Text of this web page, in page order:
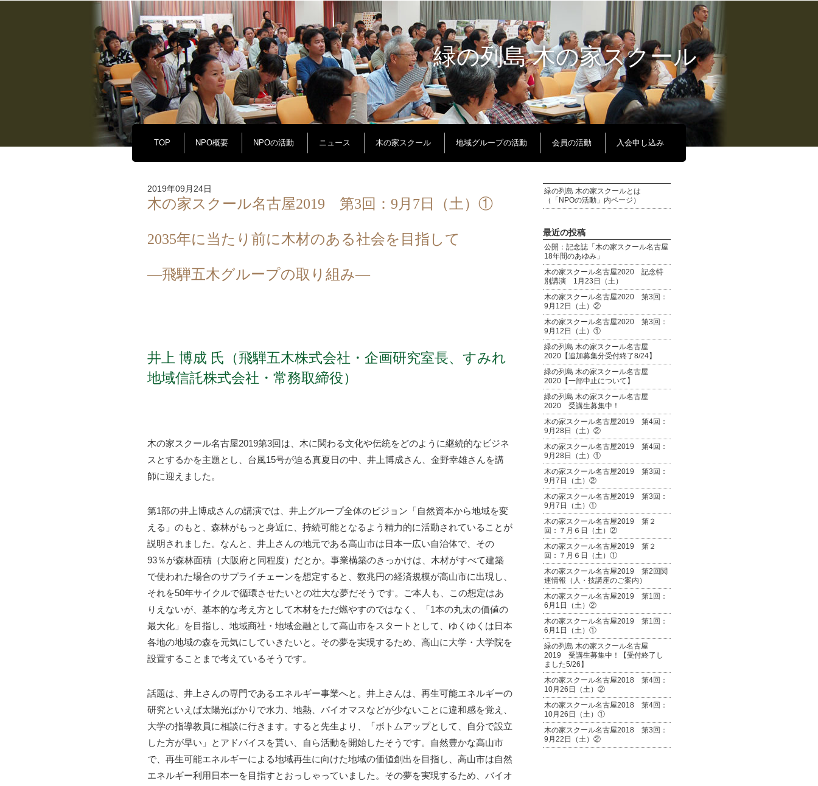
緑の列島 木の家スクール
TOP NPO概要 NPOの活動 ニュース 木の家スクール 地域グループの活動 会員の活動 入会申し込み
2019年09月24日
木の家スクール名古屋2019 第3回：9月7日（土）①
2035年に当たり前に木材のある社会を目指して
―飛騨五木グループの取り組み―
井上 博成 氏（飛騨五木株式会社・企画研究室長、すみれ
地域信託株式会社・常務取締役）
木の家スクール名古屋2019第3回は、木に関わる文化や伝統をどのように継続的なビジネ
スとするかを主題とし、台風15号が迫る真夏日の中、井上博成さん、金野幸雄さんを講
師に迎えました。
第1部の井上博成さんの講演では、井上グループ全体のビジョン「自然資本から地域を変
える」のもと、森林がもっと身近に、持続可能となるよう精力的に活動されていることが
説明されました。なんと、井上さんの地元である高山市は日本一広い自治体で、その
93％が森林面積（大阪府と同程度）だとか。事業構築のきっかけは、木材がすべて建築
で使われた場合のサプライチェーンを想定すると、数兆円の経済規模が高山市に出現し、
それを50年サイクルで循環させたいとの壮大な夢だそうです。ご本人も、この想定はあ
りえないが、基本的な考え方として木材をただ燃やすのではなく、「1本の丸太の価値の
最大化」を目指し、地域商社・地域金融として高山市をスタートとして、ゆくゆくは日本
各地の地域の森を元気にしていきたいと。その夢を実現するため、高山に大学・大学院を
設置することまで考えているそうです。
話題は、井上さんの専門であるエネルギー事業へと。井上さんは、再生可能エネルギーの
研究といえば太陽光ばかりで水力、地熱、バイオマスなどが少ないことに違和感を覚え、
大学の指導教員に相談に行きます。すると先生より、「ボトムアップとして、自分で設立
した方が早い」とアドバイスを貰い、自ら活動を開始したそうです。自然豊かな高山市
で、再生可能エネルギーによる地域再生に向けた地域の価値創出を目指し、高山市は自然
エネルギー利用日本一を目指すとおっしゃっていました。その夢を実現するため、バイオ
緑の列島 木の家スクールとは
（「NPOの活動」内ページ）
最近の投稿
公開：記念誌「木の家スクール名古屋
18年間のあゆみ」
木の家スクール名古屋2020 記念特
別講演 1月23日（土）
木の家スクール名古屋2020 第3回：
9月12日（土）②
木の家スクール名古屋2020 第3回：
9月12日（土）①
緑の列島 木の家スクール名古屋
2020【追加募集分受付終了8/24】
緑の列島 木の家スクール名古屋
2020【一部中止について】
緑の列島 木の家スクール名古屋
2020 受講生募集中！
木の家スクール名古屋2019 第4回：
9月28日（土）②
木の家スクール名古屋2019 第4回：
9月28日（土）①
木の家スクール名古屋2019 第3回：
9月7日（土）②
木の家スクール名古屋2019 第3回：
9月7日（土）①
木の家スクール名古屋2019 第２
回：７月６日（土）②
木の家スクール名古屋2019 第２
回：７月６日（土）①
木の家スクール名古屋2019 第2回関
連情報（人・技講座のご案内）
木の家スクール名古屋2019 第1回：
6月1日（土）②
木の家スクール名古屋2019 第1回：
6月1日（土）①
緑の列島 木の家スクール名古屋
2019 受講生募集中！【受付終了し
ました5/26】
木の家スクール名古屋2018 第4回：
10月26日（土）②
木の家スクール名古屋2018 第4回：
10月26日（土）①
木の家スクール名古屋2018 第3回：
9月22日（土）②